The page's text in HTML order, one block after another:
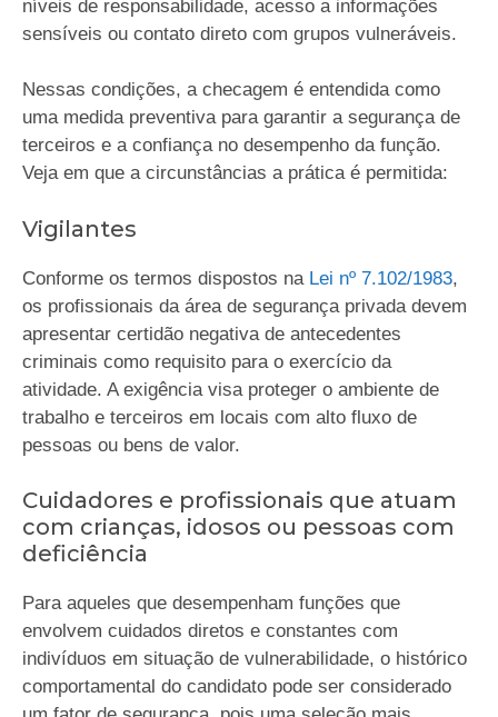
níveis de responsabilidade, acesso a informações
sensíveis ou contato direto com grupos vulneráveis.
Nessas condições, a checagem é entendida como
uma medida preventiva para garantir a segurança de
terceiros e a confiança no desempenho da função.
Veja em que a circunstâncias a prática é permitida:
Vigilantes
Conforme os termos dispostos na Lei nº 7.102/1983,
os profissionais da área de segurança privada devem
apresentar certidão negativa de antecedentes
criminais como requisito para o exercício da
atividade. A exigência visa proteger o ambiente de
trabalho e terceiros em locais com alto fluxo de
pessoas ou bens de valor.
Cuidadores e profissionais que atuam
com crianças, idosos ou pessoas com
deficiência
Para aqueles que desempenham funções que
envolvem cuidados diretos e constantes com
indivíduos em situação de vulnerabilidade, o histórico
comportamental do candidato pode ser considerado